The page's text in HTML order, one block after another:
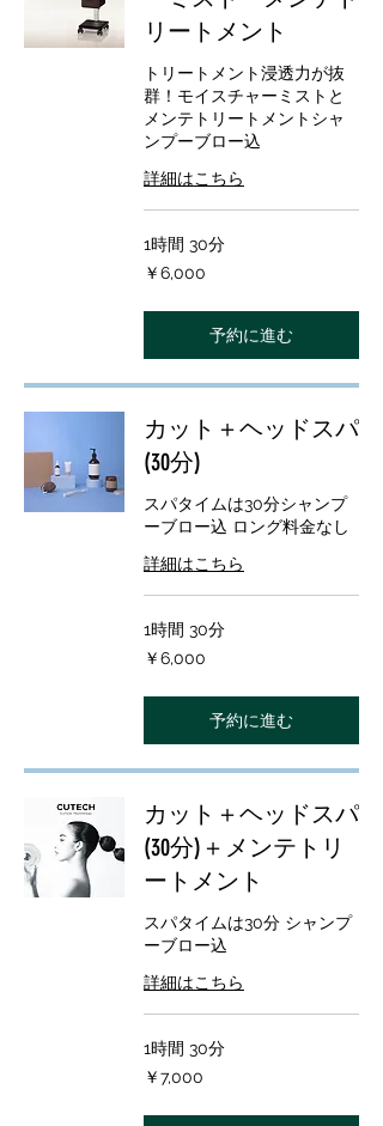
リートメント
トリートメント浸透力が抜
群！モイスチャーミストと
メンテトリートメントシャ
ンプーブロー込
詳細はこちら
1時間 30分
6,000
円
￥6,000
予約に進む
カット＋ヘッドスパ
(30分)
スパタイムは30分シャンプ
ーブロー込 ロング料金なし
詳細はこちら
1時間 30分
6,000
円
￥6,000
予約に進む
カット＋ヘッドスパ
(30分)＋メンテトリ
ートメント
スパタイムは30分 シャンプ
ーブロー込
詳細はこちら
1時間 30分
7,000
円
￥7,000